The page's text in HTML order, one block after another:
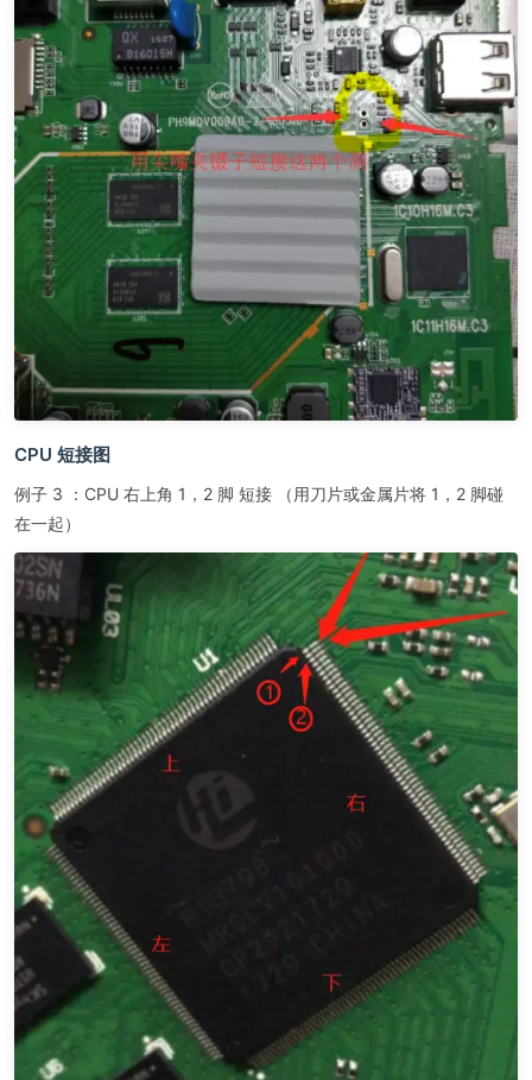
CPU 短接图
例子 3 ：CPU 右上角 1，2 脚 短接 （用刀片或金属片将 1，2 脚碰
在一起）